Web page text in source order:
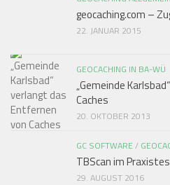
geocaching.com –
22. JANUAR 2015
GEOCACHING IN BA-WÜ
„Gemeinde
Caches
20. OKTOBER 2013
GC SOFTWARE /
TBScan im
29. AUGUST 2016